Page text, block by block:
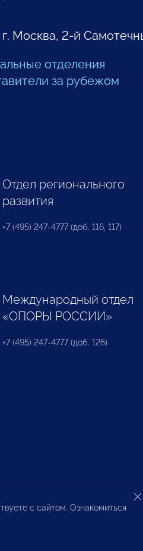
г. Москва, 2-й
отделения
за рубежом
Отдел регионального
развития
+7 (495) 247-4777 (доб. 116, 117)
Международный отдел
«ОПОРЫ РОССИИ»
+7 (495) 247-4777 (доб. 126)
с сайтом. Ознакомиться